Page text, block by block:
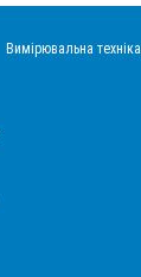
Вимірювальна техніка